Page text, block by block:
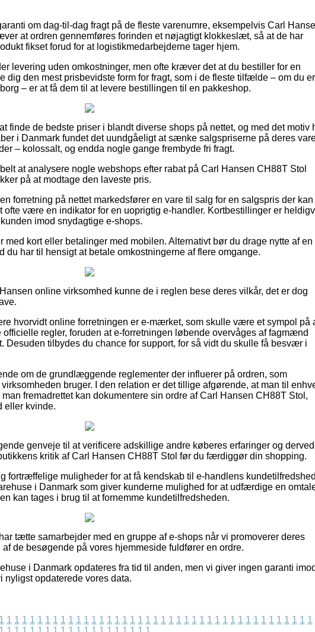
om dag-til-dag fragt på de fleste varenumre, eksempelvis Carl
at ordren gennemføres forinden et nøjagtigt klokkeslæt, så at de har
fikset forud for at logistikmedarbejderne tager hjem.
levering uden omkostninger, men ofte kræver det at du bestiller for en
dig den mest prisbevidste form for fragt, som i de fleste tilfælde – om du er
– er at få dem til at levere bestillingen til en pakkeshop.
finde de bedste priser i blandt diverse shops på nettet, og med det motiv
i Danmark fundet det uundgåeligt at sænke salgspriserne på deres
– kolossalt, og endda nogle gange frembyde fri fragt.
at analysere nogle webshops efter rabat på Carl Hansen CH88T Stol
på at modtage den laveste pris.
forretning på nettet markedsfører en vare til salg for en salgspris der kan
være en indikator for en uoprigtig e-handler. Kortbestillinger er
imod snydagtige e-shops.
med kort eller betalinger med mobilen. Alternativt bør du drage nytte af en
du har til hensigt at betale omkostningerne af flere omgange.
online virksomhed kunne de i reglen bese deres vilkår, det er dog
hvorvidt online forretningen er e-mærket, som skulle være et sympol på
regler, foruden at e-forretningen løbende overvåges af fagmænd
Desuden tilbydes du chance for support, for så vidt du skulle få besvær i
om de grundlæggende reglementer der influerer på ordren, som
bruger. I den relation er det tillige afgørende, at man til
fremadrettet kan dokumentere sin ordre af Carl Hansen CH88T Stol,
eller kvinde.
genveje til at verificere adskillige andre køberes erfaringer og derved
kritik af Carl Hansen CH88T Stol før du færdiggør din shopping.
fortræffelige muligheder for at få kendskab til e-handlens
i Danmark som giver kunderne mulighed for at udfærdige en
kan tages i brug til at fornemme kundetilfredsheden.
tætte samarbejder med en gruppe af e-shops når vi promoverer deres
de besøgende på vores hjemmeside fuldfører en ordre.
i Danmark opdateres fra tid til anden, men vi giver ingen garanti imod
opdaterede vores data.
1 1 1 1 1 1 1 1 1 1 1 1 1 1 1 1 1 1 1 1 1 1 1 1 1 1 1 1 1 1 1 1 1 1 1 1 1 1 1 1 1